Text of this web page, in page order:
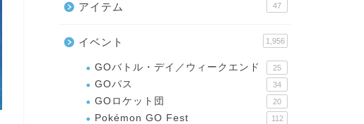
アイテム 47
イベント 1,956
GOバトル・デイ／ウィークエンド 25
GOパス 34
GOロケット団 20
Pokémon GO Fest 112